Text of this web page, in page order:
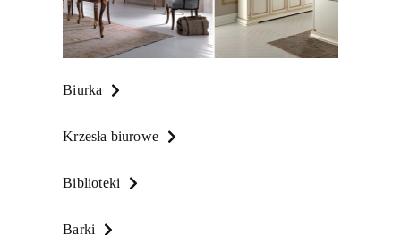
Biurka
Krzesła biurowe
Biblioteki
Barki